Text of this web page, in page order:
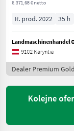
6.371,68 € netto
R. prod. 2022 35 h
Landmaschinenhandel
9102 Karyntia
Dealer Premium Gold
Kolejne